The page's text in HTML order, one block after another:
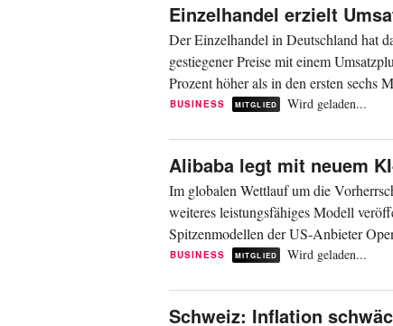
Einzelhandel erzielt
Der Einzelhandel in Deutschland hat
gestiegener Preise mit einem
Prozent höher als in den ersten sechs
mitteilte....
BUSINESS MITGLIED Wird geladen...
Alibaba legt mit neuem
Im globalen Wettlauf um die
weiteres leistungsfähiges Modell
Spitzenmodellen der US-Anbieter
bislang größtes...
BUSINESS MITGLIED Wird geladen...
Schweiz: Inflation